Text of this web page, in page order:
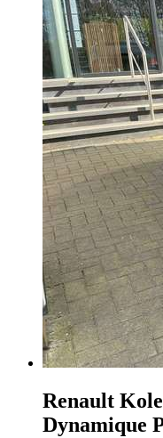
Renault
Dynamique